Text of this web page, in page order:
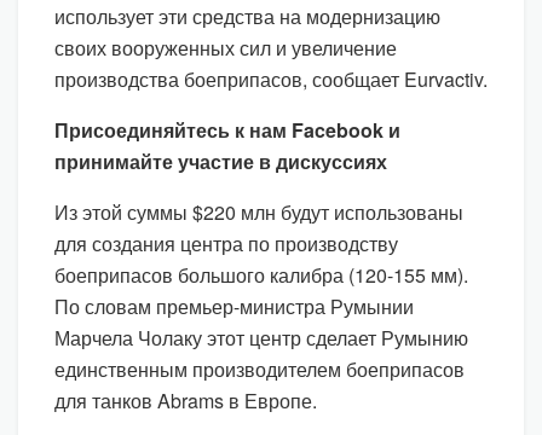
использует эти средства на модернизацию
своих вооруженных сил и увеличение
производства боеприпасов, сообщает Eurvactiv.
Присоединяйтесь к нам Facebook и
принимайте участие в дискуссиях
Из этой суммы $220 млн будут использованы
для создания центра по производству
боеприпасов большого калибра (120-155 мм).
По словам премьер-министра Румынии
Марчела Чолаку этот центр сделает Румынию
единственным производителем боеприпасов
для танков Abrams в Европе.